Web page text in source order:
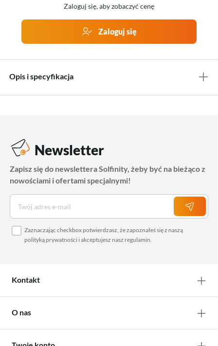
Zaloguj się, aby zobaczyć cenę
Zaloguj się
Opis i specyfikacja
Newsletter
Zapisz się do newslettera Solfinity, żeby być na bieżąco z
nowościami i ofertami specjalnymi!
Zaznaczając checkbox potwierdzasz, że zapoznałeś się z naszą
polityką prywatności i akceptujesz nasz regulamin.
Kontakt
O nas